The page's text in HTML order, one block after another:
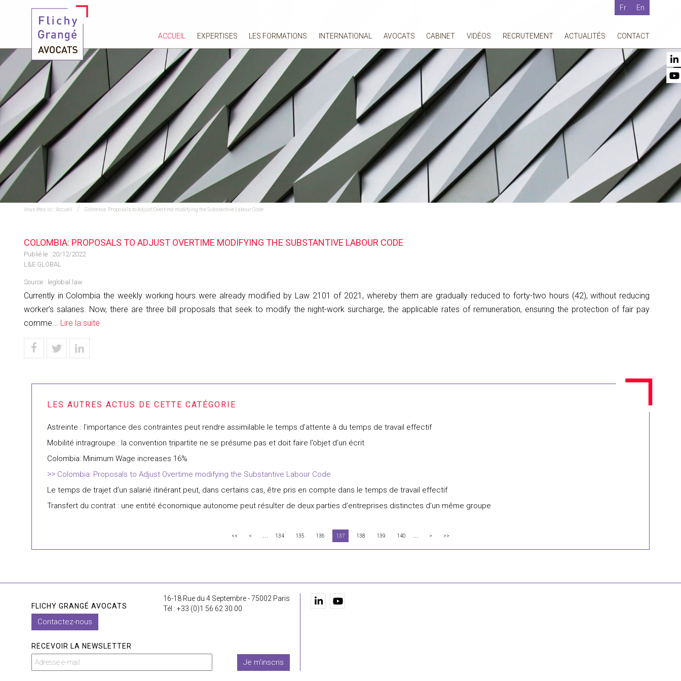
Fr En
ACCUEIL EXPERTISES LES FORMATIONS INTERNATIONAL AVOCATS CABINET VIDÉOS RECRUTEMENT ACTUALITÉS CONTACT
Vous êtes ici :Accueil Colombia: Proposals to Adjust Overtime modifying the Substantive Labour Code
COLOMBIA: PROPOSALS TO ADJUST OVERTIME MODIFYING THE SUBSTANTIVE LABOUR CODE
Publié le : 20/12/2022
L&E GLOBAL
Source : leglobal.law
Currently in Colombia the weekly working hours were already modified by Law 2101 of 2021, whereby them are gradually reduced to forty-two hours (42), without reducing
worker’s salaries. Now, there are three bill proposals that seek to modify the night-work surcharge, the applicable rates of remuneration, ensuring the protection of fair pay
comme... Lire la suite
Astreinte : l’importance des contraintes peut rendre assimilable le temps d’attente à du temps de travail effectif
Mobilité intragroupe : la convention tripartite ne se présume pas et doit faire l’objet d’un écrit
Colombia: Minimum Wage increases 16%
Colombia: Proposals to Adjust Overtime modifying the Substantive Labour Code
Le temps de trajet d’un salarié itinérant peut, dans certains cas, être pris en compte dans le temps de travail effectif
Transfert du contrat : une entité économique autonome peut résulter de deux parties d’entreprises distinctes d’un même groupe
<< < ... 134 135 136 137 138 139 140 ... > >>
FLICHY GRANGÉ AVOCATS
16-18 Rue du 4 Septembre - 75002 Paris
Tél : +33 (0)1 56 62 30 00
Contactez-nous
RECEVOIR LA NEWSLETTER
Je m'inscris